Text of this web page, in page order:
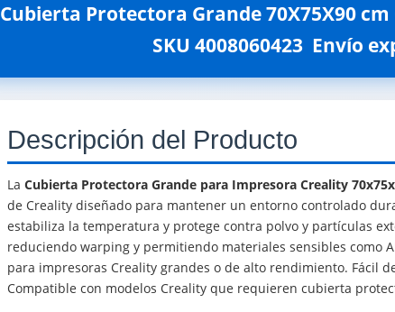
Cubierta Protectora Grande 70X75X90 cm
SKU 4008060423  Envío
Descripción del Producto
La Cubierta Protectora Grande para Impresora Creality
de Creality diseñado para mantener un entorno controlado
estabiliza la temperatura y protege contra polvo y partículas
reduciendo warping y permitiendo materiales sensibles como
para impresoras Creality grandes o de alto rendimiento. Fácil
Compatible con modelos Creality que requieren cubierta